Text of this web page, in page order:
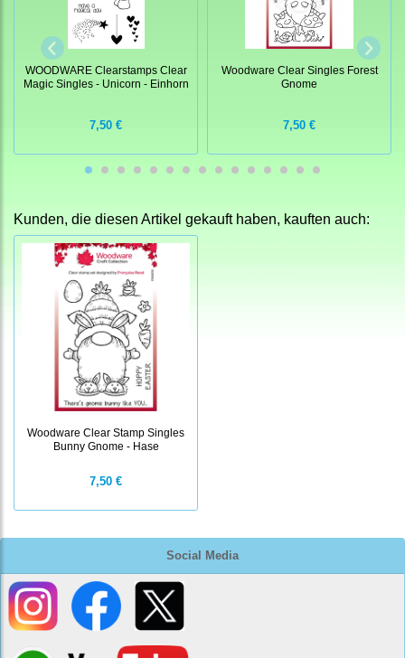
Social Media
WOODWARE Clearstamps Clear
Magic Singles - Unicorn - Einhorn
7,50 €
Woodware Clear Singles Forest
Gnome
7,50 €
Kunden, die diesen Artikel gekauft haben, kauften auch:
Woodware Clear Stamp Singles
Bunny Gnome - Hase
7,50 €